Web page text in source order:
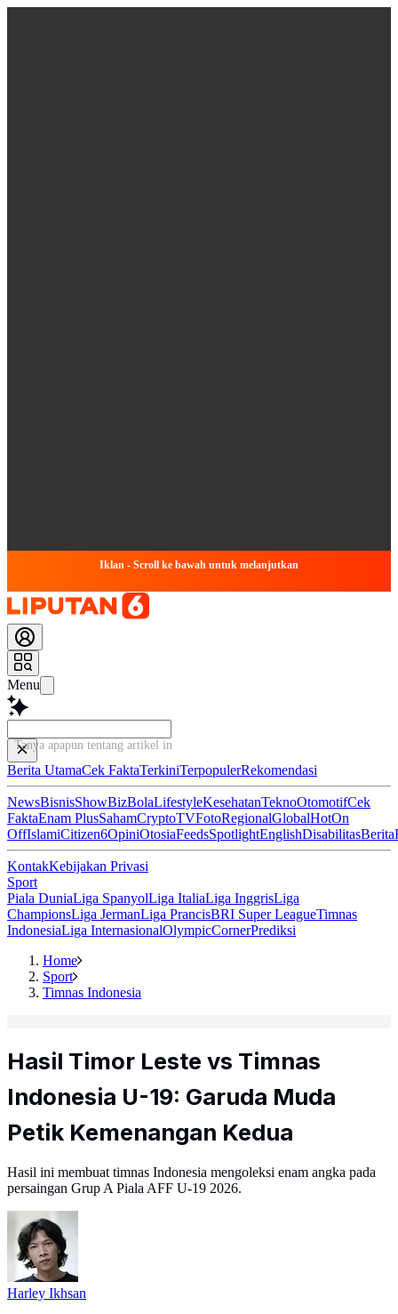
Iklan - Scroll ke bawah untuk melanjutkan
Menu
Tanya apapun tentang artikel ini...
Berita UtamaCek FaktaTerkiniTerpopulerRekomendasi
NewsBisnisShowBizBolaLifestyleKesehatanTeknoOtomotifCek
FaktaEnam PlusSahamCryptoTVFotoRegionalGlobalHotOn
OffIslamiCitizen6OpiniOtosiaFeedsSpotlightEnglishDisabilitasBerita
KontakKebijakan Privasi
Sport
Piala DuniaLiga SpanyolLiga ItaliaLiga InggrisLiga
ChampionsLiga JermanLiga PrancisBRI Super LeagueTimnas
IndonesiaLiga InternasionalOlympicCornerPrediksi
Home
Sport
Timnas Indonesia
Hasil Timor Leste vs Timnas
Indonesia U-19: Garuda Muda
Petik Kemenangan Kedua
Hasil ini membuat timnas Indonesia mengoleksi enam angka pada
persaingan Grup A Piala AFF U-19 2026.
Harley Ikhsan